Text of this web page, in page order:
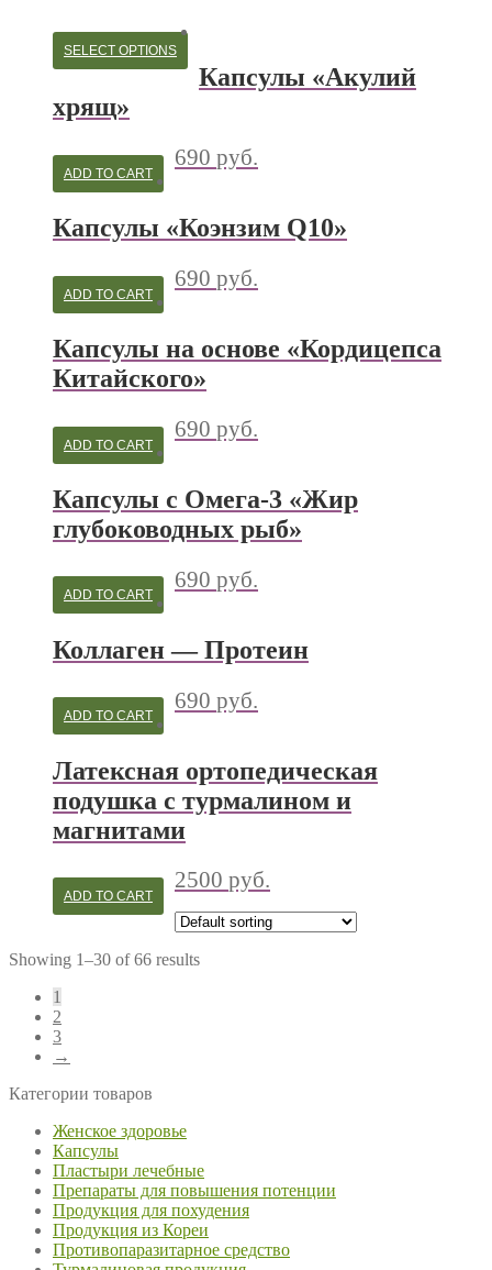
SELECT OPTIONS
Капсулы «Акулий
хрящ»
690 руб.
ADD TO CART
Капсулы «Коэнзим Q10»
690 руб.
ADD TO CART
Капсулы на основе «Кордицепса
Китайского»
690 руб.
ADD TO CART
Капсулы с Омега-3 «Жир
глубоководных рыб»
690 руб.
ADD TO CART
Коллаген — Протеин
690 руб.
ADD TO CART
Латексная ортопедическая
подушка с турмалином и
магнитами
2500 руб.
ADD TO CART
Showing 1–30 of 66 results
1
2
3
→
Категории товаров
Женское здоровье
Капсулы
Пластыри лечебные
Препараты для повышения потенции
Продукция для похудения
Продукция из Кореи
Противопаразитарное средство